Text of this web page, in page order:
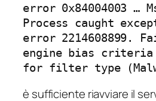
error 0x84004003 …
Process caught
error 2214608899.
engine bias
for filter type
è sufficiente riavviare il